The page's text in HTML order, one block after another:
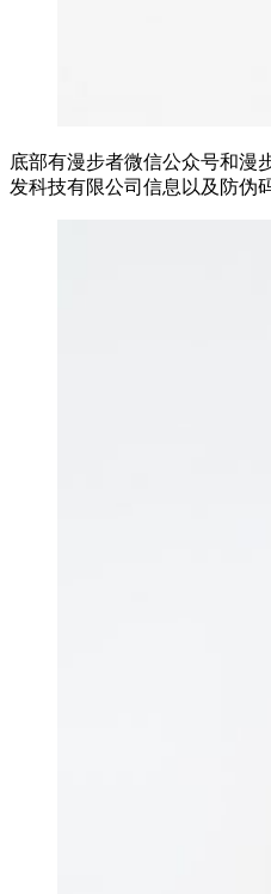
底部有漫步者微信公众号和漫
发科技有限公司信息以及防伪